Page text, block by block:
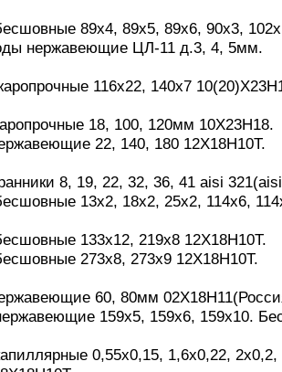
89х4, 89х5, 89х6, 90х3,
нержавеющие ЦЛ-11 д.3, 4, 5мм.
116х22, 140х7
18, 100, 120мм 10Х23Н18.
22, 140, 180 12Х18Н10Т.
8, 19, 22, 32, 36, 41 aisi
13х2, 18х2, 25х2, 114х6,
133х12, 219х8 12Х18Н10Т.
273х8, 273х9 12Х18Н10Т.
60, 80мм
159х5, 159х6, 159х10.
0,55х0,15, 1,6х0,22,